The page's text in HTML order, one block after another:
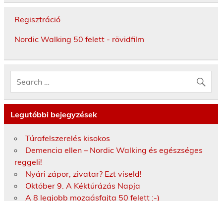
Regisztráció
Nordic Walking 50 felett - rövidfilm
Legutóbbi bejegyzések
Túrafelszerelés kisokos
Demencia ellen – Nordic Walking és egészséges
reggeli!
Nyári zápor, zivatar? Ezt viseld!
Október 9. A Kéktúrázás Napja
A 8 legjobb mozgásfajta 50 felett :-)